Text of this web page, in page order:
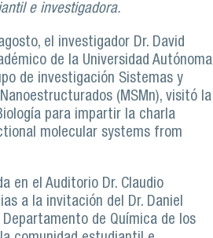
e investigadora.
el investigador Dr. David
de la Universidad Autónoma
de investigación Sistemas y
(MSMn), visitó la
para impartir la charla
molecular systems from
en el Auditorio Dr. Claudio
a la invitación del Dr. Daniel
de Química de los